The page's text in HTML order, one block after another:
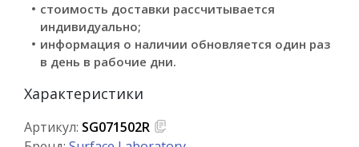
стоимость доставки рассчитывается
индивидуально;
информация о наличии обновляется один раз
в день в рабочие дни.
Характеристики
Артикул: SG071502R